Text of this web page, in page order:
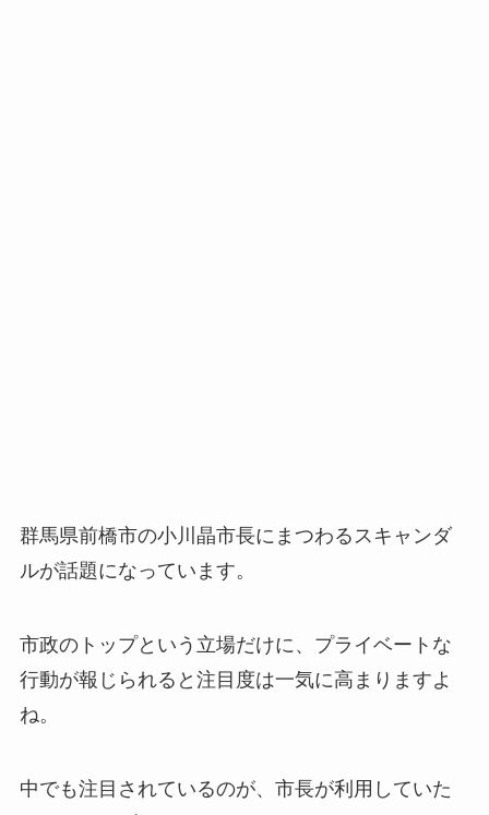
群馬県前橋市の小川晶市長にまつわるスキャンダ
ルが話題になっています。
市政のトップという立場だけに、プライベートな
行動が報じられると注目度は一気に高まりますよ
ね。
中でも注目されているのが、市長が利用していた